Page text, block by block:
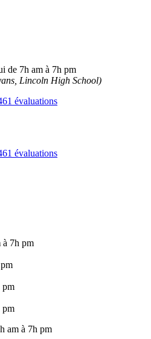
de 7h am à 7h pm
Lincoln High School)
évaluations
évaluations
à 7h pm
pm
pm
am à 7h pm